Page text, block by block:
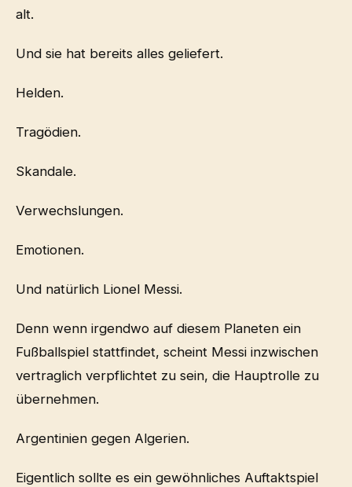
alt.
Und sie hat bereits alles geliefert.
Helden.
Tragödien.
Skandale.
Verwechslungen.
Emotionen.
Und natürlich Lionel Messi.
Denn wenn irgendwo auf diesem Planeten ein
Fußballspiel stattfindet, scheint Messi inzwischen
vertraglich verpflichtet zu sein, die Hauptrolle zu
übernehmen.
Argentinien gegen Algerien.
Eigentlich sollte es ein gewöhnliches Auftaktspiel